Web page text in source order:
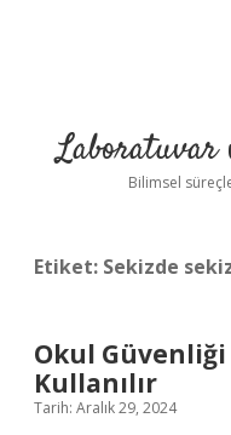
Laboratuvar
Bilimsel
Etiket: Sekizde
Okul Güvenliği
Kullanılır
Tarih: Aralık 29, 2024